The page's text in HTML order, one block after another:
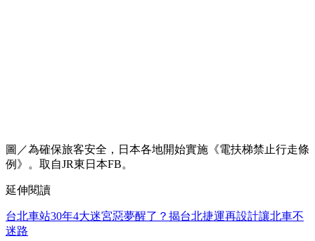
圖／為確保旅客安全，日本各地開始實施《電扶梯禁止行走條
例》。取自JR東日本FB。
延伸閱讀
台北車站30年4大迷宮惡夢醒了？揭台北捷運再設計讓北車不
迷路